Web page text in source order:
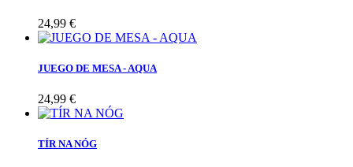
24,99 €
JUEGO DE MESA - AQUA
24,99 €
TÍR NA NÓG